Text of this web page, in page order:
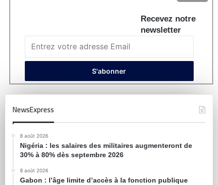
Recevez notre
newsletter
NewsExpress
8 août 2026
Nigéria : les salaires des militaires augmenteront de
30% à 80% dès septembre 2026
8 août 2026
Gabon : l’âge limite d’accès à la fonction publique